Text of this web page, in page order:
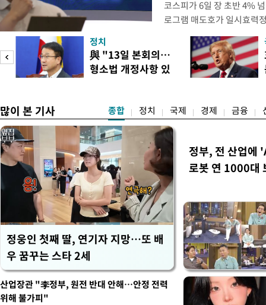
코스피가 6일 장 초반 4%
로그램 매도호가 일시효력
한국거래소는 이날 오전
했다고 밝혔다. 발동 당시
대비 5.12% 급락한 987.24
스피200을 기초자산으로
정치
與 "13일 본회의…
형소법 개정사항 있
많이 본 기사 종합 정치 국제 경제 금융
정웅인 첫째 딸, 연기자 지망…또 배
우 꿈꾸는 스타 2세
정부, 전 산업
로봇 연 1000대
산업장관 "李정부, 원전 반대 안해…안정 전력
위해 불가피"